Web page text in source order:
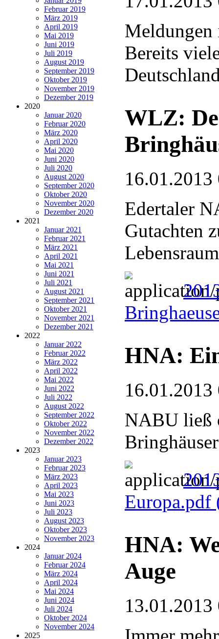
Februar 2019
März 2019
April 2019
Mai 2019
Juni 2019
Juli 2019
August 2019
September 2019
Oktober 2019
November 2019
Dezember 2019
2020
Januar 2020
Februar 2020
März 2020
April 2020
Mai 2020
Juni 2020
Juli 2020
August 2020
September 2020
Oktober 2020
November 2020
Dezember 2020
2021
Januar 2021
Februar 2021
März 2021
April 2021
Mai 2021
Juni 2021
Juli 2021
August 2021
September 2021
Oktober 2021
November 2021
Dezember 2021
2022
Januar 2022
Februar 2022
März 2022
April 2022
Mai 2022
Juni 2022
Juli 2022
August 2022
September 2022
Oktober 2022
November 2022
Dezember 2022
2023
Januar 2023
Februar 2023
März 2023
April 2023
Mai 2023
Juni 2023
Juli 2023
August 2023
Oktober 2023
November 2023
2024
Januar 2024
Februar 2024
März 2024
April 2024
Mai 2024
Juni 2024
Juli 2024
Oktober 2024
November 2024
2025
Bereits
WLZ:
16.01.2013
Edertaler
Gutachten
HNA:
16.01.2013
NABU ließ
Europa.pdf
HNA:
Auge
13.01.2013